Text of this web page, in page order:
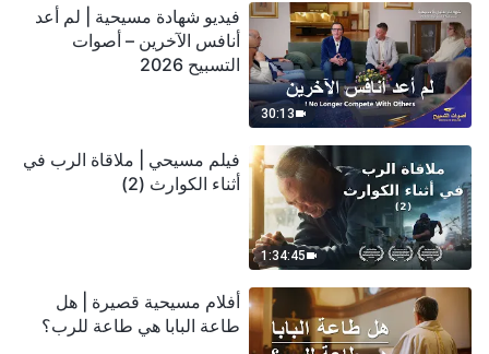
30:13
فيديو شهادة مسيحية | لم أعد
أنافس الآخرين – أصوات
التسبيح 2026
1:34:45
فيلم مسيحي | ملاقاة الرب في
أثناء الكوارث (2)
أفلام مسيحية قصيرة | هل
طاعة البابا هي طاعة للرب؟